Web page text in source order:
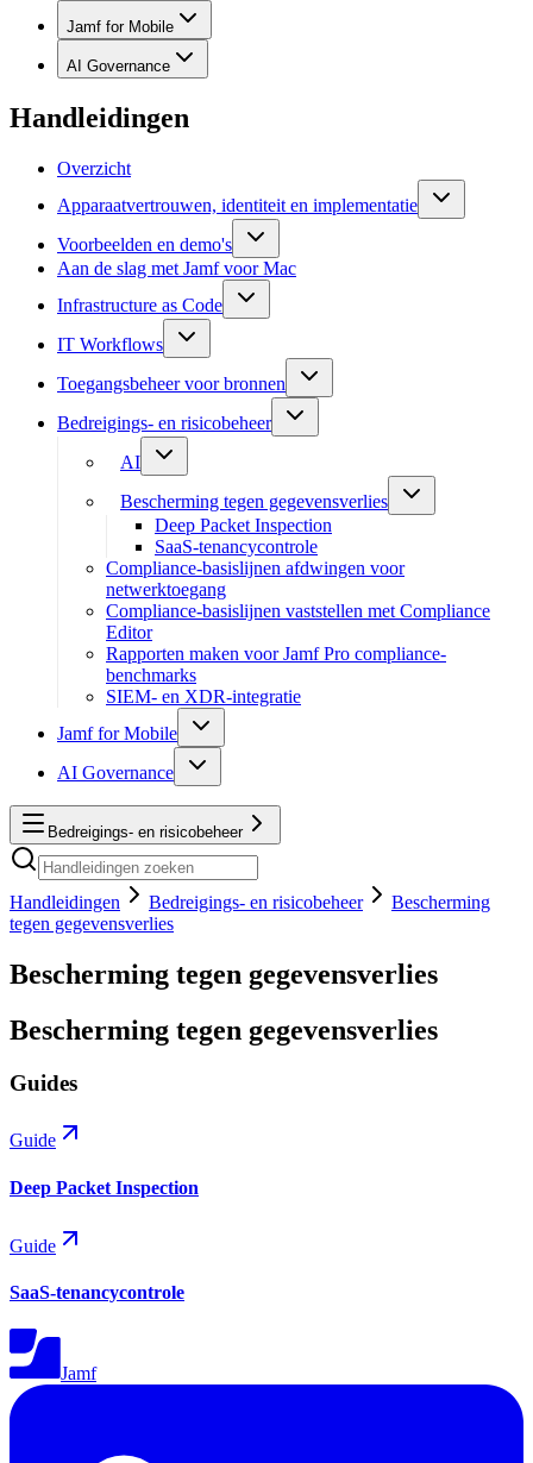
Jamf for Mobile
AI Governance
Handleidingen
Overzicht
Apparaatvertrouwen, identiteit en implementatie
Voorbeelden en demo's
Aan de slag met Jamf voor Mac
Infrastructure as Code
IT Workflows
Toegangsbeheer voor bronnen
Bedreigings- en risicobeheer
AI
Bescherming tegen gegevensverlies
Deep Packet Inspection
SaaS-tenancycontrole
Compliance-basislijnen afdwingen voor
netwerktoegang
Compliance-basislijnen vaststellen met Compliance
Editor
Rapporten maken voor Jamf Pro compliance-
benchmarks
SIEM- en XDR-integratie
Jamf for Mobile
AI Governance
Bedreigings- en risicobeheer
Handleidingen Bedreigings- en risicobeheer
Bescherming
tegen gegevensverlies
Bescherming tegen gegevensverlies
Bescherming tegen gegevensverlies
Guides
Guide
Deep Packet Inspection
Guide
SaaS-tenancycontrole
Jamf